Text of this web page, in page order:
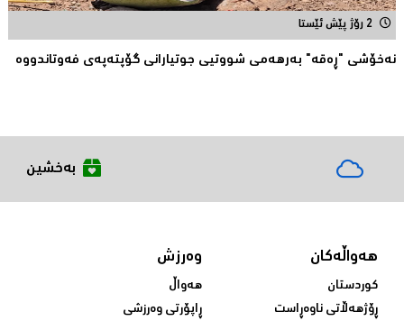
2 رۆژ پێش ئێستا
نەخۆشی "ڕەقە" بەرهەمی شووتیی جوتیارانی گۆپتەپەى فەوتاندووە
بەخشین
هەواڵەکان
کوردستان
ڕۆژهەڵاتی ناوەڕاست
وەرزش
هەواڵ
ڕاپۆرتی وەرزشی